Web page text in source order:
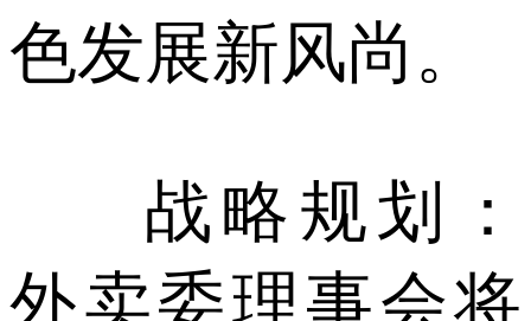
色发展新风尚。
战略规划：
外卖委理事会将